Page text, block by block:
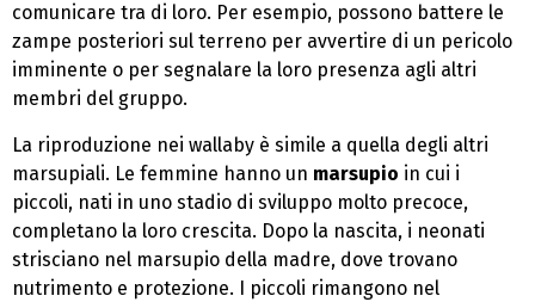
comunicare tra di loro. Per esempio, possono battere le
zampe posteriori sul terreno per avvertire di un pericolo
imminente o per segnalare la loro presenza agli altri
membri del gruppo.
La riproduzione nei wallaby è simile a quella degli altri
marsupiali. Le femmine hanno un marsupio in cui i
piccoli, nati in uno stadio di sviluppo molto precoce,
completano la loro crescita. Dopo la nascita, i neonati
strisciano nel marsupio della madre, dove trovano
nutrimento e protezione. I piccoli rimangono nel